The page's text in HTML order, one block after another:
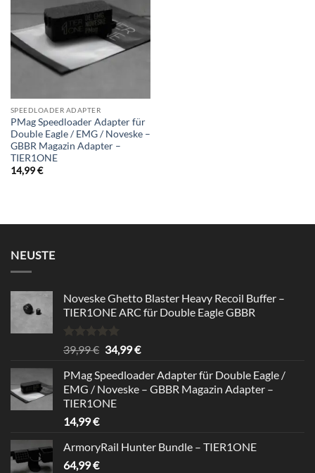
SPEEDLOADER ADAPTER
PMag Speedloader Adapter für
Double Eagle / EMG / Noveske –
GBBR Magazin Adapter –
TIER1ONE
14,99€
NEUSTE
Noveske Ghetto Blaster Heavy Recoil Buffer –
TIER1ONE ARC für Double Eagle GBBR
Rated5.00
out of 5
39,99€ Original
was:
39,99 €.
34,99€Current
is:
34,99 €.
PMag Speedloader Adapter für Double Eagle /
EMG / Noveske – GBBR Magazin Adapter –
TIER1ONE
14,99€
ArmoryRail Hunter Bundle – TIER1ONE
64,99€